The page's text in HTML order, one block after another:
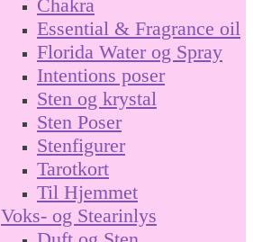
Chakra
Essential & Fragrance oil
Florida Water og Spray
Intentions poser
Sten og krystal
Sten Poser
Stenfigurer
Tarotkort
Til Hjemmet
Voks- og Stearinlys